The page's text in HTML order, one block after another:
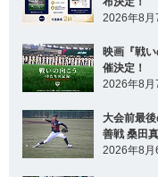
2026年8月
映画『戦
催決定！
2026年8月
大会前最
善戦 桑田
2026年8月